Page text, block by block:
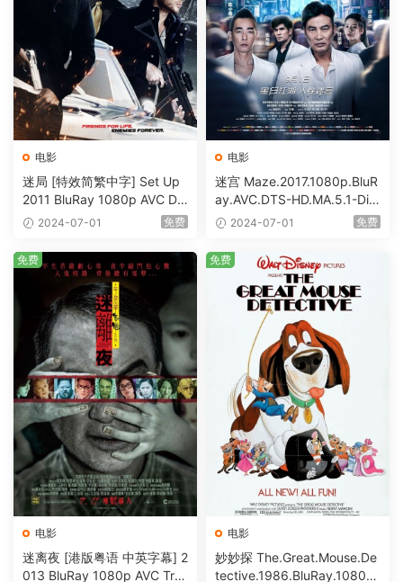
电影
迷局 [特效简繁中字] Set Up
2011 BluRay 1080p AVC DT
S-HD MA5.1-shhaclm@CHD
2024-07-01 免费
电影
迷宫 Maze.2017.1080p.BluR
ay.AVC.DTS-HD.MA.5.1-DiY
@HDHome [BDISO 19.7GB]
2024-07-01 免费
电影
迷离夜 [港版粤语 中英字幕] 2
013 BluRay 1080p AVC Tru
免费
电影
妙妙探 The.Great.Mouse.De
tective.1986.BluRay.1080p.
免费